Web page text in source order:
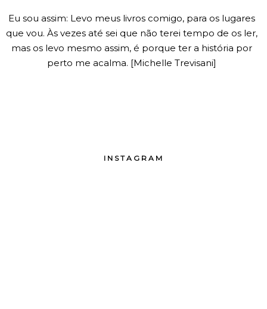
Eu sou assim: Levo meus livros comigo, para os lugares
que vou. Às vezes até sei que não terei tempo de os ler,
mas os levo mesmo assim, é porque ter a história por
perto me acalma. [Michelle Trevisani]
INSTAGRAM